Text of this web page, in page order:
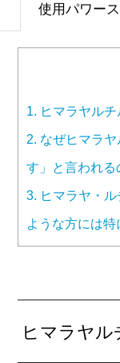
使用パワー
1. ヒマラヤル
2. なぜヒマラ
す」と言われる
3. ヒマラヤ・
ような方には特
ヒマラヤル